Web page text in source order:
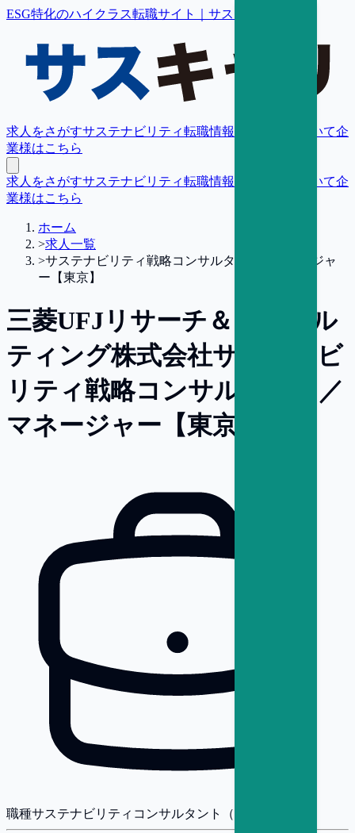
ESG特化のハイクラス転職サイト｜サスキャリ
求人をさがすサステナビリティ転職情報 転職支援について企
業様はこちら
求人をさがすサステナビリティ転職情報 転職支援について企
業様はこちら
ホーム
>求人一覧
>サステナビリティ戦略コンサルタント／マネージャ
ー【東京】
三菱UFJリサーチ＆コンサル
ティング株式会社サステナビ
リティ戦略コンサルタント／
マネージャー【東京】
職種サステナビリティコンサルタント（戦略・変革）